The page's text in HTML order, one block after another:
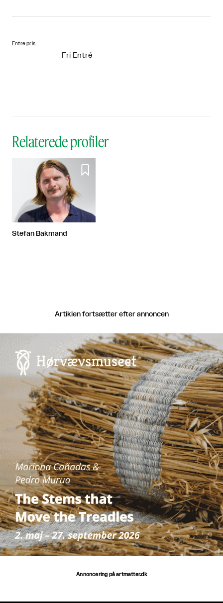
Entre pris
Fri Entré
Relaterede profiler

Stefan Bakmand
Artiklen fortsætter efter annoncen
Annoncering på artmatter.dk